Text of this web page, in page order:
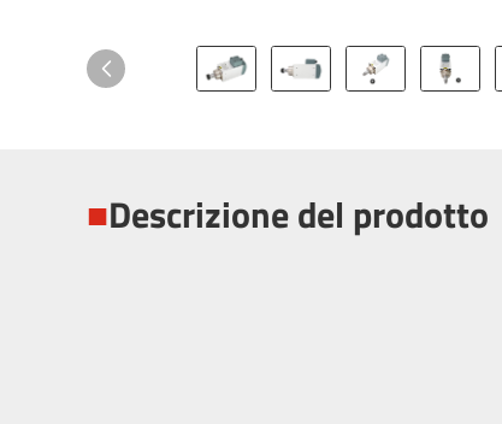
■Descrizione del prodotto